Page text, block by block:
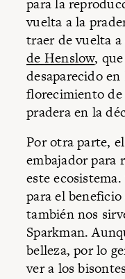
vuelta a la
traer de vuelta
de Henslow,
desaparecido
florecimiento
pradera en la
Por otra parte,
embajador para
este
para el
también nos
Sparkman.
belleza, por lo
ver a los